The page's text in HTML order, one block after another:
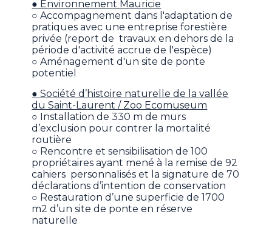
● Environnement Mauricie
○ Accompagnement dans l'adaptation de
pratiques avec une entreprise forestière
privée (report de travaux en dehors de la
période d'activité accrue de l'espèce)
○ Aménagement d'un site de ponte
potentiel
● Société d’histoire naturelle de la vallée
du Saint-Laurent / Zoo Ecomuseum
○ Installation de 330 m de murs
d’exclusion pour contrer la mortalité
routière
○ Rencontre et sensibilisation de 100
propriétaires ayant mené à la remise de 92
cahiers personnalisés et la signature de 70
déclarations d’intention de conservation
○ Restauration d’une superficie de 1700
m2 d’un site de ponte en réserve
naturelle